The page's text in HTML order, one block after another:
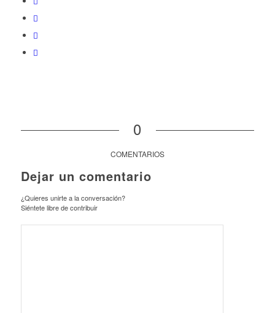
0
COMENTARIOS
Dejar un comentario
¿Quieres unirte a la conversación?
Siéntete libre de contribuir